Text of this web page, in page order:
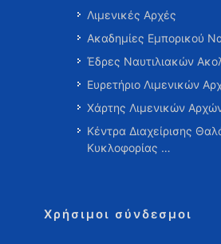
Λιμενικές Αρχές
Ακαδημίες Εμπορικού
Έδρες Ναυτιλιακών
Ευρετήριο Λιμενικών
Χάρτης Λιμενικών
Κέντρα Διαχείρισης
Κυκλοφορίας …
Χρήσιμοι σύνδεσμοι